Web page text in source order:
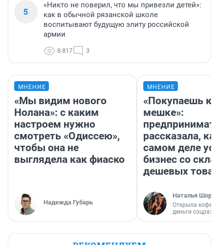
5
«Никто не поверил, что мы привезли детей»:
как в обычной рязанской школе
воспитывают будущую элиту российской
армии
8 817 3
МНЕНИЕ
«Мы видим нового
Нолана»: с каким
настроем нужно
смотреть «Одиссею»,
чтобы она не
выглядела как фиаско
Надежда Губарь
МНЕНИЕ
«Покупаешь
мешке»:
рассказала,
самом деле
бизнес со
дешевых
Наталья
Открыла
деньги